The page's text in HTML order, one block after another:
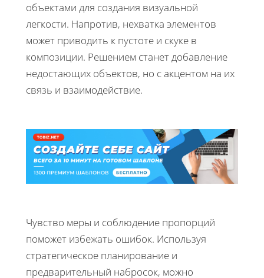
объектами для создания визуальной
легкости. Напротив, нехватка элементов
может приводить к пустоте и скуке в
композиции. Решением станет добавление
недостающих объектов, но с акцентом на их
связь и взаимодействие.
Чувство меры и соблюдение пропорций
поможет избежать ошибок. Используя
стратегическое планирование и
предварительный набросок, можно